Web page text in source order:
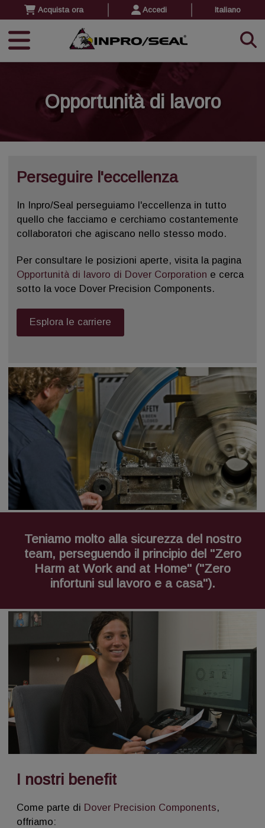
Acquista ora Accedi Italiano
Opportunità di lavoro
Perseguire l'eccellenza
In Inpro/Seal perseguiamo l'eccellenza in tutto
quello che facciamo e cerchiamo costantemente
collaboratori che agiscano nello stesso modo.
Per consultare le posizioni aperte, visita la pagina
Opportunità di lavoro di Dover Corporation e cerca
sotto la voce Dover Precision Components.
Esplora le carriere
Teniamo molto alla sicurezza del nostro
team, perseguendo il principio del "Zero
Harm at Work and at Home" ("Zero
infortuni sul lavoro e a casa").
I nostri benefit
Come parte di Dover Precision Components,
offriamo: